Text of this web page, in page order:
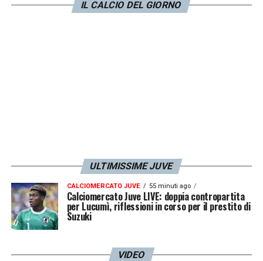
IL CALCIO DEL GIORNO
ULTIMISSIME JUVE
CALCIOMERCATO JUVE 55 minuti ago
Calciomercato Juve LIVE: doppia contropartita
per Lucumì, riflessioni in corso per il prestito di
Suzuki
VIDEO